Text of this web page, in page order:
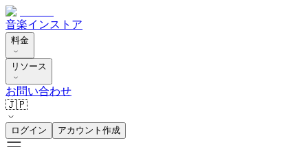
音楽インストア
料金
リソース
お問い合わせ
🇯🇵
ログイン アカウント作成